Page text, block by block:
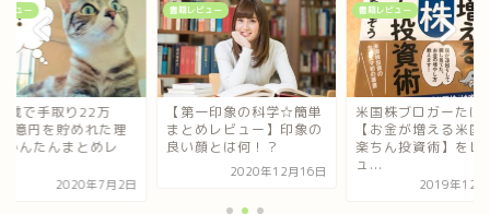
ビュー
一印象の科学☆簡単
めレビュー】印象の
顔とは何！？
書籍レビュー
米国株ブロガーたぱぞう
【お金が増える米国株超
楽ちん投資術】をレビ
書籍レビュー
【33歳で手取り22万
円】1億円を貯めれ
由・かんたんまとめ
ビ...
2020年7